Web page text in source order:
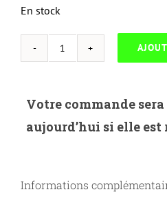
En stock
quantité
UNIV-
H.304/305/312AM-
CC533A/CE413A/
Votre commande
aujourd’hui si elle est
Informations